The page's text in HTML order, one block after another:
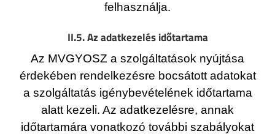
felhasználja.
II.5. Az adatkezelés időtartama
Az MVGYOSZ a szolgáltatások nyújtása
érdekében rendelkezésre bocsátott adatokat
a szolgáltatás igénybevételének időtartama
alatt kezeli. Az adatkezelésre, annak
időtartamára vonatkozó további szabályokat